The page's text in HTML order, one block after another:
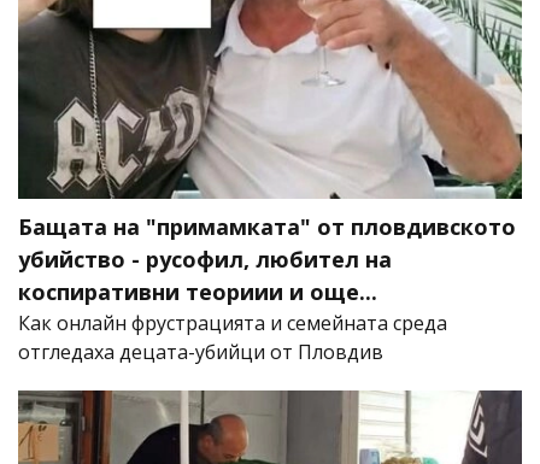
Бащата на "примамката" от пловдивското
убийство - русофил, любител на
коспиративни теориии и още...
Как онлайн фрустрацията и семейната среда
отгледаха децата-убийци от Пловдив